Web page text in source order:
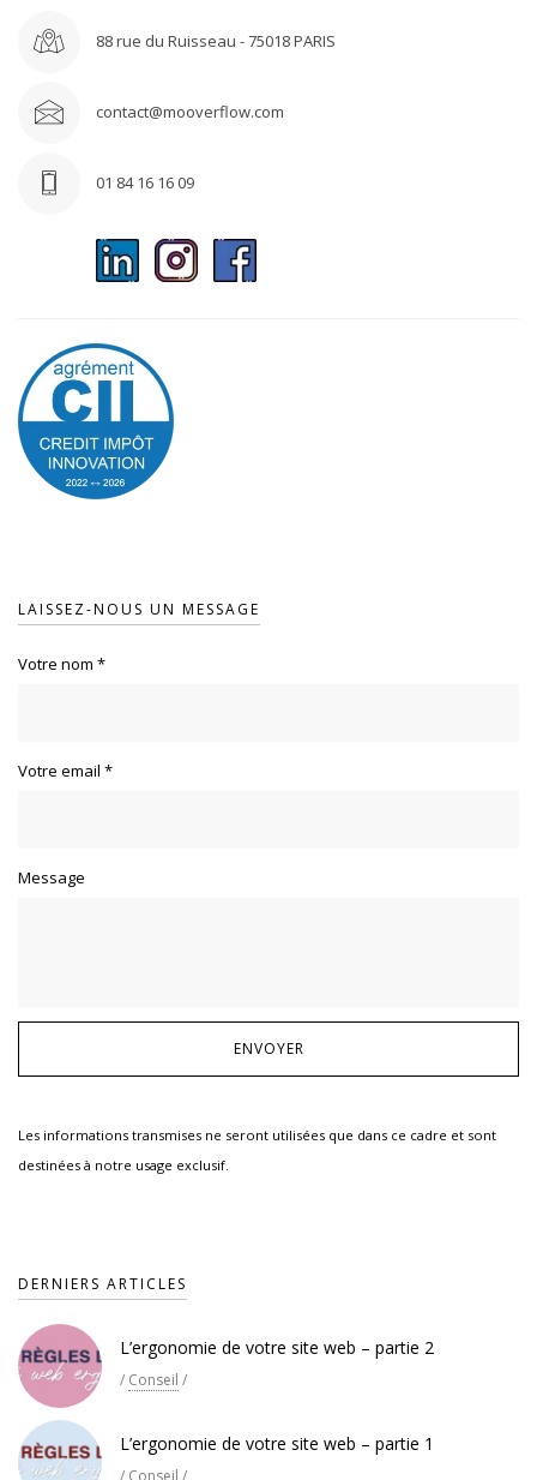
88 rue du Ruisseau - 75018 PARIS
contact@mooverflow.com
01 84 16 16 09
LAISSEZ-NOUS UN MESSAGE
Votre nom *
Votre email *
Message
Les informations transmises ne seront utilisées que dans ce cadre et sont
destinées à notre usage exclusif.
DERNIERS ARTICLES
L’ergonomie de votre site web – partie 2
/ Conseil /
L’ergonomie de votre site web – partie 1
/ Conseil /